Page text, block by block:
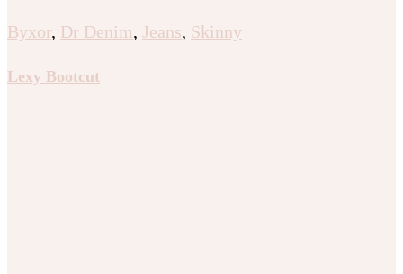
Byxor, Dr Denim, Jeans, Skinny
Lexy Bootcut